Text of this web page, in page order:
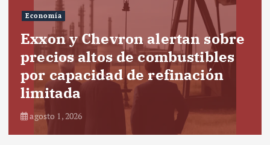
Economía
Exxon y Chevron alertan sobre
precios altos de combustibles
por capacidad de refinación
limitada
agosto 1, 2026